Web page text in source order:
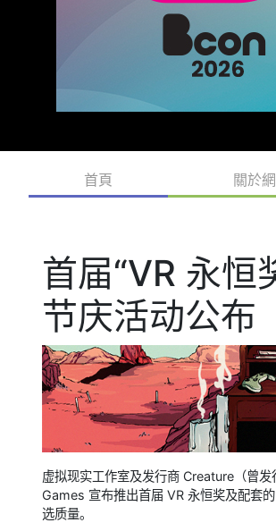
首頁 關於
首届“VR 永
节庆活动公布
虚拟现实工作室及发行商 Creature（曾
Games 宣布推出首届 VR 永恒奖及配套
选质量。